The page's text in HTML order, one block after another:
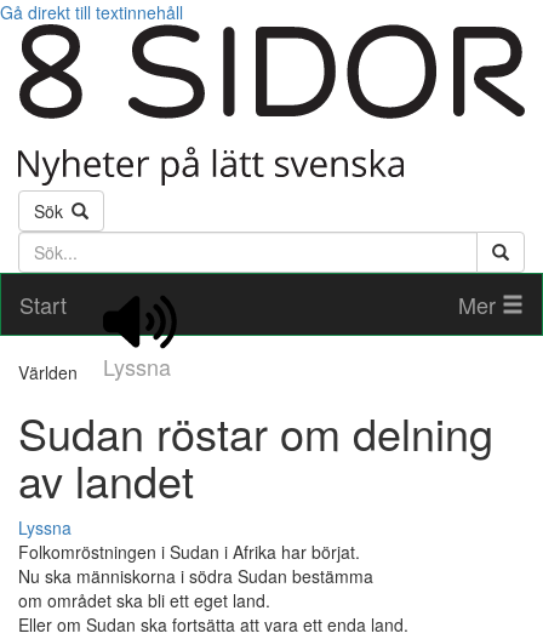
Gå direkt till textinnehåll
Sök
Söktext
Start
Lyssna
Mer
Världen
Sudan röstar om delning
av landet
Lyssna
Folkomröstningen i Sudan i Afrika har börjat.
Nu ska människorna i södra Sudan bestämma
om området ska bli ett eget land.
Eller om Sudan ska fortsätta att vara ett enda land.